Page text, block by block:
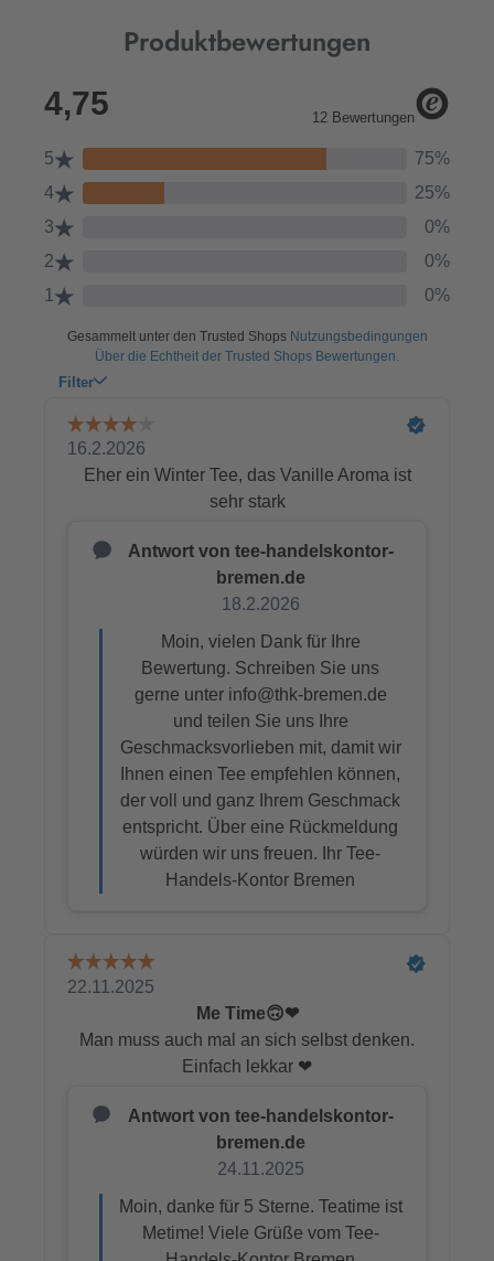
Produktbewertungen